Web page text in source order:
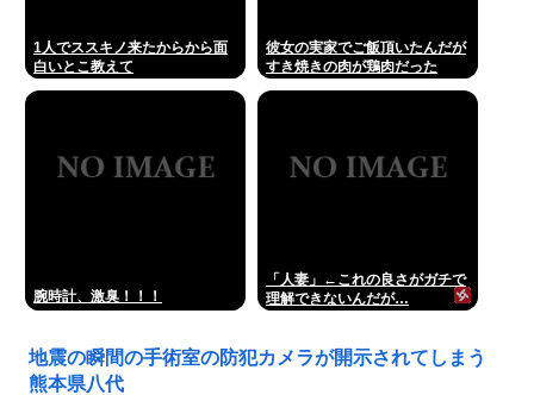
1人でススキノ来たからから面
白いとこ教えて
彼女の実家でご飯頂いたんだが
すき焼きの肉が鶏肉だった
腕時計、激臭！！！
「人妻」←これの良さがガチで
理解できないんだが…
地震の瞬間の手術室の防犯カメラが開示されてしまう
熊本県八代